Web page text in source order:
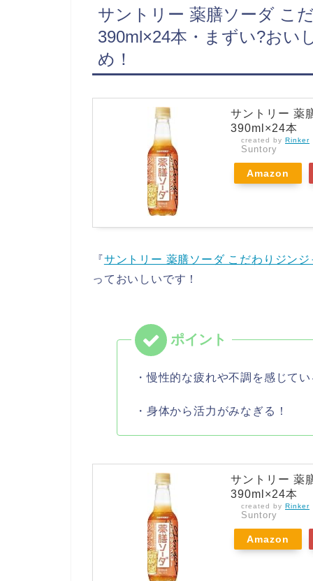
サントリー 薬膳ソーダ こ
390ml×24本・まずい?おい
め！
サントリー 薬
390ml×24本
created by Rinker
Suntory
Amazon
『 サントリー 薬膳ソーダ こだわりジン
っておいしいです！
・慢性的な疲れや不調を感じて
・身体から活力がみなぎる！
サントリー 薬
390ml×24本
created by Rinker
Suntory
Amazon